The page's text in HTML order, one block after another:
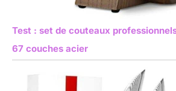
Test : set de couteaux
67 couches acier